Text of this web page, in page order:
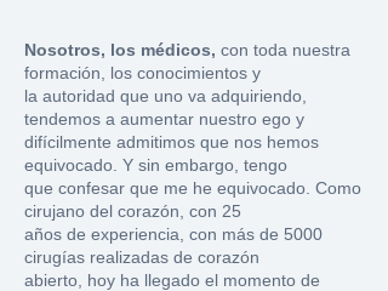
Nosotros, los médicos, con toda nuestra
formación, los conocimientos y
la autoridad que uno va adquiriendo,
tendemos a aumentar nuestro ego y
difícilmente admitimos que nos hemos
equivocado. Y sin embargo, tengo
que confesar que me he equivocado. Como
cirujano del corazón, con 25
años de experiencia, con más de 5000
cirugías realizadas de corazón
abierto, hoy ha llegado el momento de